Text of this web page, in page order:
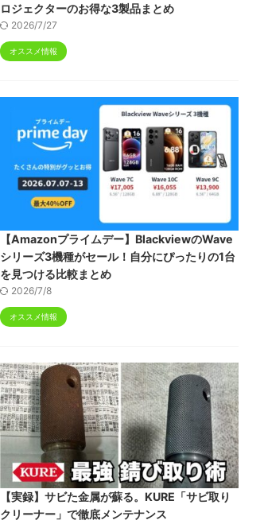
ロジェクターのお得な3製品まとめ
2026/7/27
オススメ情報
【Amazonプライムデー】BlackviewのWave
シリーズ3機種がセール！自分にぴったりの1台
を見つける比較まとめ
2026/7/8
オススメ情報
【実録】サビた金属が蘇る。KURE「サビ取り
クリーナー」で徹底メンテナンス